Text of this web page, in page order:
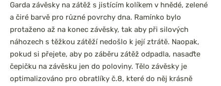
Garda závěsky na zátěž s jistícím kolíkem v hnědé, zelené
a čiré barvě pro různé povrchy dna. Ramínko bylo
protaženo až na konec závěsky, tak aby při silových
náhozech s těžkou zátěží nedošlo k její ztrátě. Naopak,
pokud si přejete, aby po záběru zátěž odpadla, nasaďte
čepičku na závěsku jen do poloviny. Tělo závěsky je
optimalizováno pro obratlíky č.8, které do něj krásně